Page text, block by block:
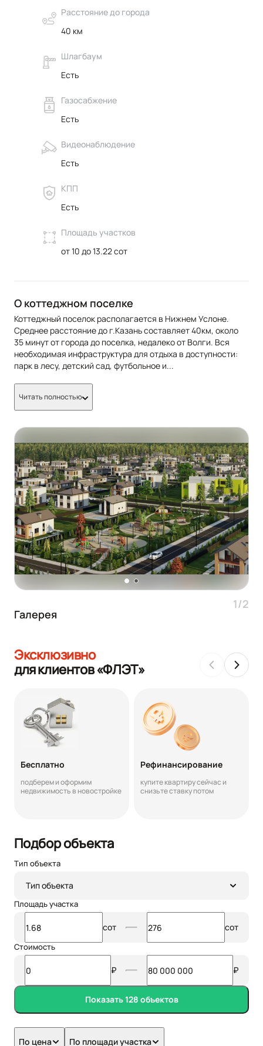
Расстояние до города
40 км
Шлагбаум
Есть
Газосабжение
Есть
Видеонаблюдение
Есть
КПП
Есть
Площадь участков
от 10 до 13.22 сот
О коттеджном поселке
Коттеджный поселок располагается в Нижнем Услоне.
Среднее расстояние до г.Казань составляет 40км, около
35 минут от города до поселка, недалеко от Волги. Вся
необходимая инфраструктура для отдыха в доступности:
парк в лесу, детский сад, футбольное и...
Читать полностью
Галерея
1/2
Эксклюзивно
для клиентов «ФЛЭТ»
Бесплатно
подберем и оформим
недвижимость в новостройке
Рефинансирование
купите квартиру сейчас и
снизьте ставку потом
Подбор объекта
Тип объекта
Тип объекта
Площадь участка
сот сот
Стоимость
₽ ₽
Показать 128 объектов
По цена По площади участка